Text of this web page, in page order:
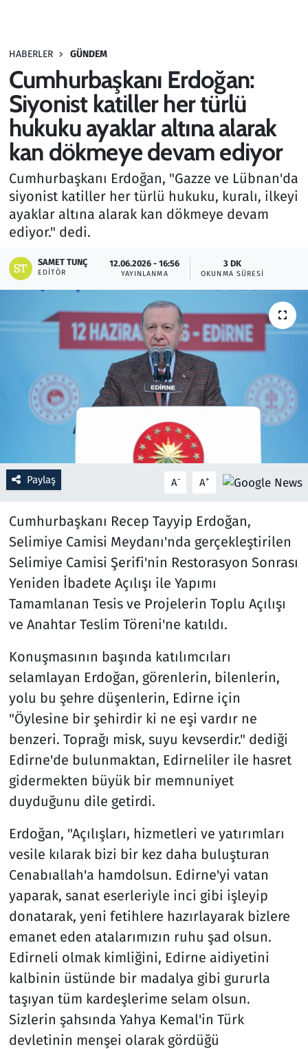
HABERLER GÜNDEM
Cumhurbaşkanı Erdoğan:
Siyonist katiller her türlü
hukuku ayaklar altına alarak
kan dökmeye devam ediyor
Cumhurbaşkanı Erdoğan, "Gazze ve Lübnan'da
siyonist katiller her türlü hukuku, kuralı, ilkeyi
ayaklar altına alarak kan dökmeye devam
ediyor." dedi.
SAMET TUNÇ
EDITÖR
12.06.2026 - 16:56
YAYINLANMA
3 DK
OKUNMA SÜRESI
Paylaş A- A+
Cumhurbaşkanı Recep Tayyip Erdoğan,
Selimiye Camisi Meydanı'nda gerçekleştirilen
Selimiye Camisi Şerifi'nin Restorasyon Sonrası
Yeniden İbadete Açılışı ile Yapımı
Tamamlanan Tesis ve Projelerin Toplu Açılışı
ve Anahtar Teslim Töreni'ne katıldı.
Konuşmasının başında katılımcıları
selamlayan Erdoğan, görenlerin, bilenlerin,
yolu bu şehre düşenlerin, Edirne için
"Öylesine bir şehirdir ki ne eşi vardır ne
benzeri. Toprağı misk, suyu kevserdir." dediği
Edirne'de bulunmaktan, Edirneliler ile hasret
gidermekten büyük bir memnuniyet
duyduğunu dile getirdi.
Erdoğan, "Açılışları, hizmetleri ve yatırımları
vesile kılarak bizi bir kez daha buluşturan
Cenabıallah'a hamdolsun. Edirne'yi vatan
yaparak, sanat eserleriyle inci gibi işleyip
donatarak, yeni fetihlere hazırlayarak bizlere
emanet eden atalarımızın ruhu şad olsun.
Edirneli olmak kimliğini, Edirne aidiyetini
kalbinin üstünde bir madalya gibi gururla
taşıyan tüm kardeşlerime selam olsun.
Sizlerin şahsında Yahya Kemal'in Türk
devletinin menşei olarak gördüğü
Haber
Kültür Sanat
Kurumsal Haberler
Lezzet Durağı
Memur ve Kamu
Otomobil
Oyun
Resmi İlanlar
Rüya Tabirleri
Sağlık
Seçim 2023
Spor
Teknoloji ve Bilim
Televizyon